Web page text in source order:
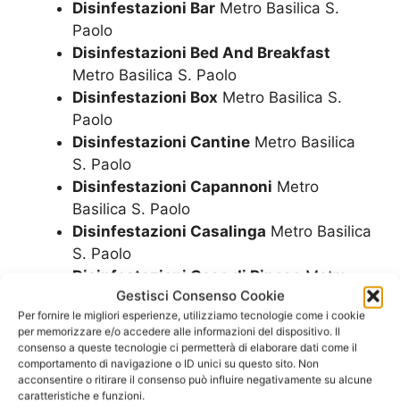
Gestisci Consenso Cookie
Per fornire le migliori esperienze, utilizziamo tecnologie come i cookie
per memorizzare e/o accedere alle informazioni del dispositivo. Il
consenso a queste tecnologie ci permetterà di elaborare dati come il
comportamento di navigazione o ID unici su questo sito. Non
acconsentire o ritirare il consenso può influire negativamente su alcune
caratteristiche e funzioni.
Disinfestazioni Bar Metro Basilica S.
Paolo
Disinfestazioni Bed And Breakfast
Metro Basilica S. Paolo
Disinfestazioni Box Metro Basilica S.
Paolo
Disinfestazioni Cantine Metro Basilica
S. Paolo
Disinfestazioni Capannoni Metro
Basilica S. Paolo
Disinfestazioni Casalinga Metro Basilica
S. Paolo
Disinfestazioni Case di Riposo Metro
Basilica S. Paolo
Disinfestazioni Case PrivateMetro
Basilica S. Paolo
Disinfestazioni Case Vacanze Metro
Basilica S. Paolo